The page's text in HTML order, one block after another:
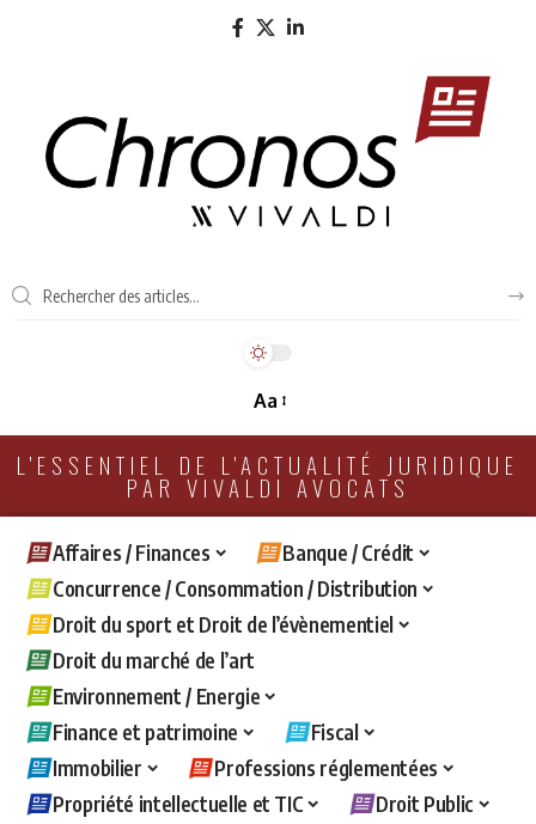
Aa
L'ESSENTIEL DE L'ACTUALITÉ JURIDIQUE
PAR VIVALDI AVOCATS
Affaires / Finances
Banque / Crédit
Concurrence / Consommation / Distribution
Droit du sport et Droit de l’évènementiel
Droit du marché de l’art
Environnement / Energie
Finance et patrimoine
Fiscal
Immobilier
Professions réglementées
Propriété intellectuelle et TIC
Droit Public